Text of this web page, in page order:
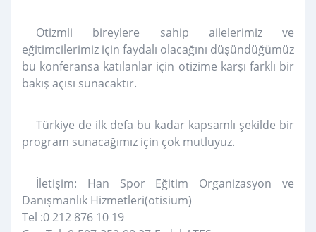
Otizmli bireylere sahip ailelerimiz ve
eğitimcilerimiz için faydalı olacağını düşündüğümüz
bu konferansa katılanlar için otizime karşı farklı bir
bakış açısı sunacaktır.
Türkiye de ilk defa bu kadar kapsamlı şekilde bir
program sunacağımız için çok mutluyuz.
İletişim: Han Spor Eğitim Organizasyon ve
Danışmanlık Hizmetleri(otisium)
Tel :0 212 876 10 19